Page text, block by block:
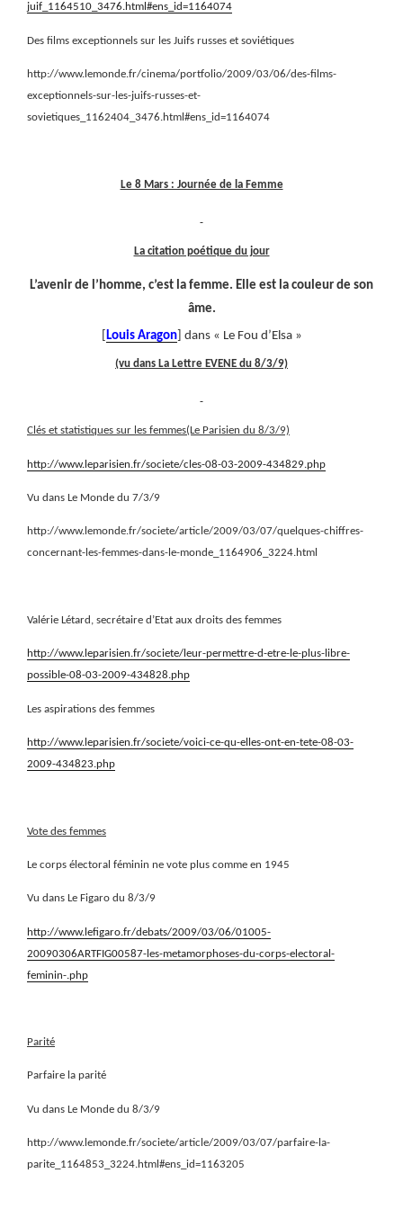
juif_1164510_3476.html#ens_id=1164074
Des films exceptionnels sur les Juifs russes et soviétiques
http://www.lemonde.fr/cinema/portfolio/2009/03/06/des-films-
exceptionnels-sur-les-juifs-russes-et-
sovietiques_1162404_3476.html#ens_id=1164074
Le 8 Mars : Journée de la Femme
La citation poétique du jour
L’avenir de l’homme, c’est la femme. Elle est la couleur de son
âme.
Louis Aragon] dans « Le Fou d’Elsa »
(vu dans La Lettre EVENE du 8/3/9)
Clés et statistiques sur les femmes(Le Parisien du 8/3/9)
http://www.leparisien.fr/societe/cles-08-03-2009-434829.php
Vu dans Le Monde du 7/3/9
http://www.lemonde.fr/societe/article/2009/03/07/quelques-chiffres-
concernant-les-femmes-dans-le-monde_1164906_3224.html
Valérie Létard, secrétaire d’Etat aux droits des femmes
http://www.leparisien.fr/societe/leur-permettre-d-etre-le-plus-libre-
possible-08-03-2009-434828.php
Les aspirations des femmes
http://www.leparisien.fr/societe/voici-ce-qu-elles-ont-en-tete-08-03-
2009-434823.php
Vote des femmes
Le corps électoral féminin ne vote plus comme en 1945
Vu dans Le Figaro du 8/3/9
http://www.lefigaro.fr/debats/2009/03/06/01005-
20090306ARTFIG00587-les-metamorphoses-du-corps-electoral-
feminin-.php
Parité
Parfaire la parité
Vu dans Le Monde du 8/3/9
http://www.lemonde.fr/societe/article/2009/03/07/parfaire-la-
parite_1164853_3224.html#ens_id=1163205